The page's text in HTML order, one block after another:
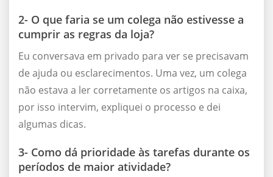
2- O que faria se um colega não estivesse a
cumprir as regras da loja?
Eu conversava em privado para ver se precisavam
de ajuda ou esclarecimentos. Uma vez, um colega
não estava a ler corretamente os artigos na caixa,
por isso intervim, expliquei o processo e dei
algumas dicas.
3- Como dá prioridade às tarefas durante os
períodos de maior atividade?